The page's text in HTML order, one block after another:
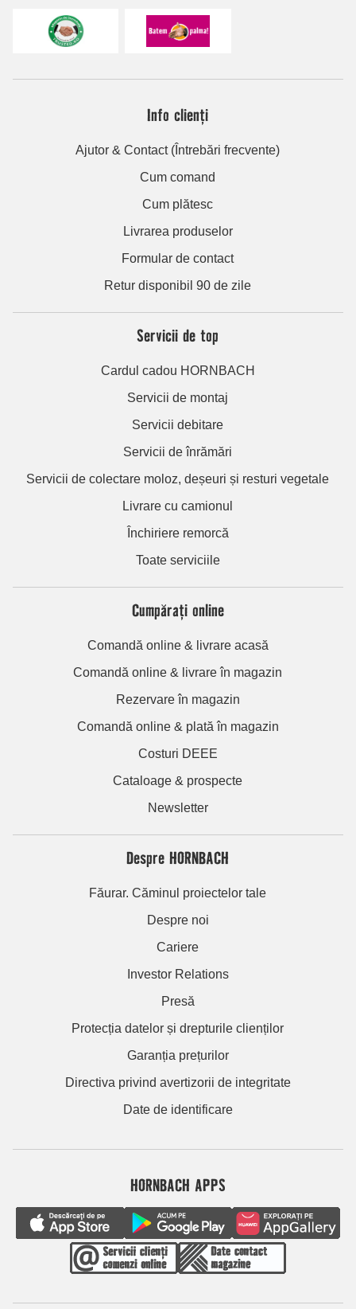
Info clienți
Ajutor & Contact (Întrebări frecvente)
Cum comand
Cum plătesc
Livrarea produselor
Formular de contact
Retur disponibil 90 de zile
Servicii de top
Cardul cadou HORNBACH
Servicii de montaj
Servicii debitare
Servicii de înrămări
Servicii de colectare moloz, deșeuri și resturi vegetale
Livrare cu camionul
Închiriere remorcă
Toate serviciile
Cumpărați online
Comandă online & livrare acasă
Comandă online & livrare în magazin
Rezervare în magazin
Comandă online & plată în magazin
Costuri DEEE
Cataloage & prospecte
Newsletter
Despre HORNBACH
Făurar. Căminul proiectelor tale
Despre noi
Cariere
Investor Relations
Presă
Protecția datelor și drepturile clienților
Garanția prețurilor
Directiva privind avertizorii de integritate
Date de identificare
HORNBACH APPS